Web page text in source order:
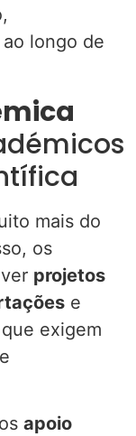
longo de
mais do
os
projetos
e
que exigem
apoio